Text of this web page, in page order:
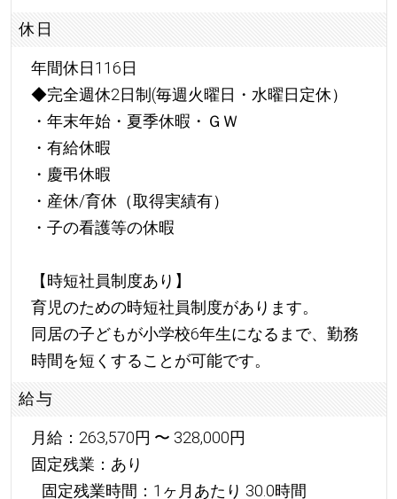
休日
年間休日116日
◆完全週休2日制(毎週火曜日・水曜日定休）
・年末年始・夏季休暇・ＧＷ
・有給休暇
・慶弔休暇
・産休/育休（取得実績有）
・子の看護等の休暇
【時短社員制度あり】
育児のための時短社員制度があります。
同居の子どもが小学校6年生になるまで、勤務
時間を短くすることが可能です。
給与
月給：263,570円 〜 328,000円
固定残業：あり
固定残業時間：1ヶ月あたり 30.0時間